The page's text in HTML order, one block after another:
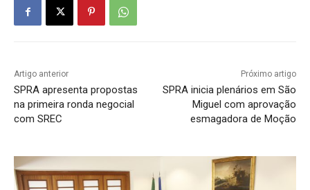
Artigo anterior
SPRA apresenta propostas
na primeira ronda negocial
com SREC
Próximo artigo
SPRA inicia plenários em São
Miguel com aprovação
esmagadora de Moção